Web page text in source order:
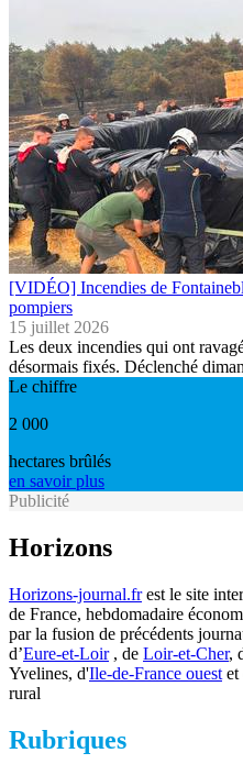
[VIDÉO] Incendies de
pompiers
15 juillet 2026
Les deux incendies qui ont
désormais fixés. Déclenché
Le chiffre
2 000
hectares brûlés
en savoir plus
Publicité
Horizons
Horizons-journal.frest le site
de France, hebdomadaire
par la fusion de précédents
d’Eure-et-Loir, de Loir-et-Cher,
Yvelines, d'Ile-de-France ouest et
rural
Rubriques